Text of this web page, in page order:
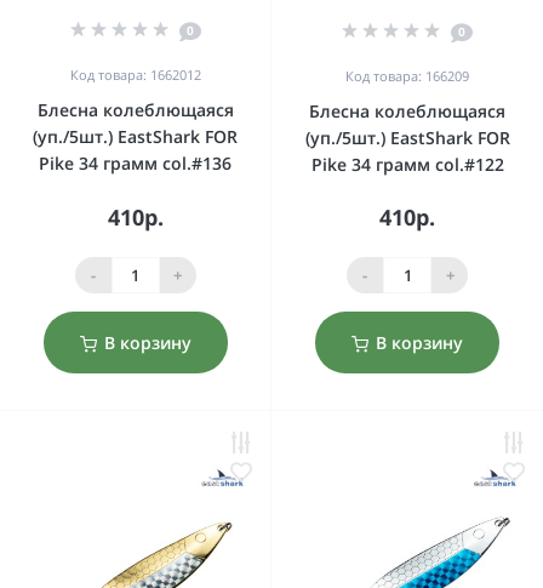
0
Код товара: 1662012
Блесна колеблющаяся
(уп./5шт.) EastShark FOR
Pike 34 грамм col.#136
410р.
- +
В корзину
0
Код товара: 166209
Блесна колеблющаяся
(уп./5шт.) EastShark FOR
Pike 34 грамм col.#122
410р.
- +
В корзину